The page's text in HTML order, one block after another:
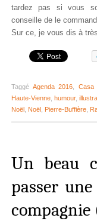
tardez pas si vous
conseille de le
Sur ce, je vous dis à
Taggé Agenda 2016 Casa
Haute-Vienne, humour,
Noël, Noël, Pierre-Buffière,
Un beau
passer